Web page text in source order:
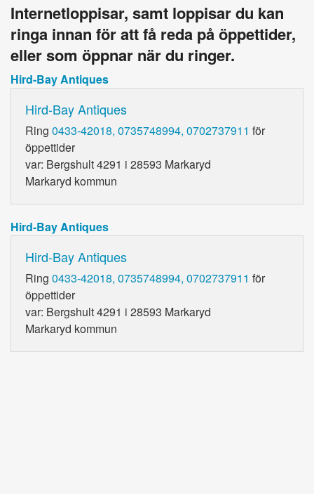
Internetloppisar, samt loppisar du kan
ringa innan för att få reda på öppettider,
eller som öppnar när du ringer.
Hird-Bay Antiques
Hird-Bay Antiques
Ring 0433-42018, 0735748994, 0702737911 för
öppettider
var: Bergshult 4291 i 28593 Markaryd
Markaryd kommun
Hird-Bay Antiques
Hird-Bay Antiques
Ring 0433-42018, 0735748994, 0702737911 för
öppettider
var: Bergshult 4291 i 28593 Markaryd
Markaryd kommun